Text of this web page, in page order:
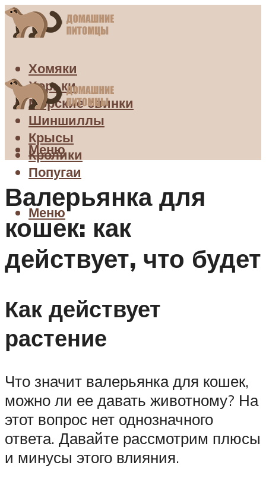
Хомяки
Хорьки
Морские свинки
Шиншиллы
Крысы
Кролики
Попугаи
Меню
Меню
Валерьянка для
кошек: как
действует, что будет
Как действует
растение
Что значит валерьянка для кошек,
можно ли ее давать животному? На
этот вопрос нет однозначного
ответа. Давайте рассмотрим плюсы
и минусы этого влияния.